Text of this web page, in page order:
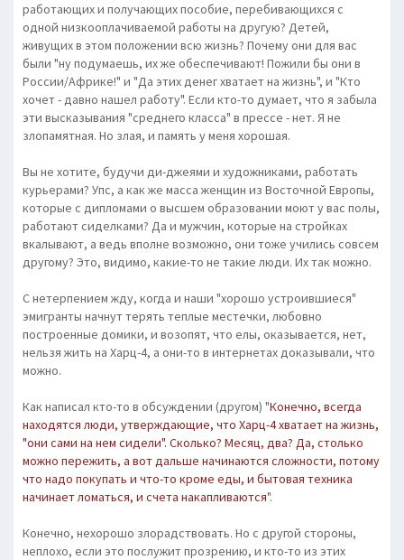
работающих и получающих пособие, перебивающихся с
одной низкооплачиваемой работы на другую? Детей,
живущих в этом положении всю жизнь? Почему они для вас
были "ну подумаешь, их же обеспечивают! Пожили бы они в
России/Африке!" и "Да этих денег хватает на жизнь", и "Кто
хочет - давно нашел работу". Если кто-то думает, что я забыла
эти высказывания "среднего класса" в прессе - нет. Я не
злопамятная. Но злая, и память у меня хорошая.
Вы не хотите, будучи ди-джеями и художниками, работать
курьерами? Упс, а как же масса женщин из Восточной Европы,
которые с дипломами о высшем образовании моют у вас полы,
работают сиделками? Да и мужчин, которые на стройках
вкалывают, а ведь вполне возможно, они тоже учились совсем
другому? Это, видимо, какие-то не такие люди. Их так можно.
С нетерпением жду, когда и наши "хорошо устроившиеся"
эмигранты начнут терять теплые местечки, любовно
построенные домики, и возопят, что елы, оказывается, нет,
нельзя жить на Харц-4, а они-то в интернетах доказывали, что
можно.
Как написал кто-то в обсуждении (другом) "Конечно, всегда
находятся люди, утверждающие, что Харц-4 хватает на жизнь,
"они сами на нем сидели". Сколько? Месяц, два? Да, столько
можно пережить, а вот дальше начинаются сложности, потому
что надо покупать и что-то кроме еды, и бытовая техника
начинает ломаться, и счета накапливаются".
Конечно, нехорошо злорадствовать. Но с другой стороны,
неплохо, если это послужит прозрению, и кто-то из этих